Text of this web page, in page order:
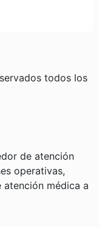
todos los
de atención
operativas,
médica a